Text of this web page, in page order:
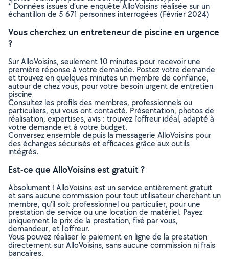
* Données issues d’une enquête AlloVoisins réalisée sur un
échantillon de 5 671 personnes interrogées (Février 2024)
Vous cherchez un entreteneur de piscine en urgence
?
Sur AlloVoisins, seulement 10 minutes pour recevoir une
première réponse à votre demande. Postez votre demande
et trouvez en quelques minutes un membre de confiance,
autour de chez vous, pour votre besoin urgent de entretien
piscine
Consultez les profils des membres, professionnels ou
particuliers, qui vous ont contacté. Présentation, photos de
réalisation, expertises, avis : trouvez l'offreur idéal, adapté à
votre demande et à votre budget.
Conversez ensemble depuis la messagerie AlloVoisins pour
des échanges sécurisés et efficaces grâce aux outils
intégrés.
Est-ce que AlloVoisins est gratuit ?
Absolument ! AlloVoisins est un service entièrement gratuit
et sans aucune commission pour tout utilisateur cherchant un
membre, qu’il soit professionnel ou particulier, pour une
prestation de service ou une location de matériel. Payez
uniquement le prix de la prestation, fixé par vous,
demandeur, et l’offreur.
Vous pouvez réaliser le paiement en ligne de la prestation
directement sur AlloVoisins, sans aucune commission ni frais
bancaires.